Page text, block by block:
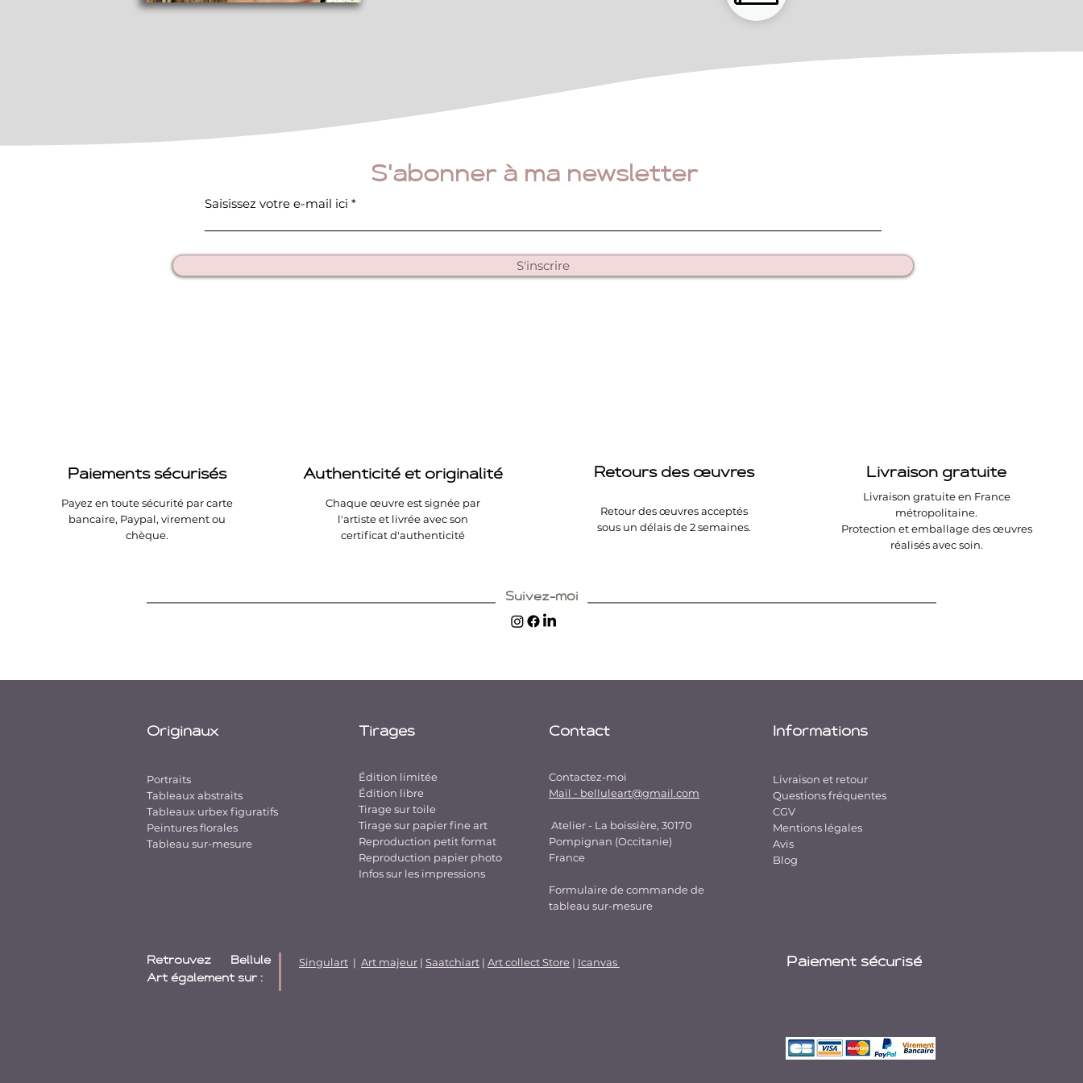
Merci de m'indiquer si vous voules que les côtés de la toile soient noirs, blancs
S'abonner à ma newsletter
Saisissez votre e-mail ici
S'inscrire
Paiements sécurisés Authenticité et originalité Retours des œuvres Livraison gratuite
Payez en toute sécurité par carte
bancaire, Paypal, virement ou
chèque.
Chaque œuvre est signée par
l'artiste et livrée avec son
certificat d'authenticité
Retour des œuvres acceptés
sous un délais de 2 semaines.
Livraison gratuite en France
métropolitaine.
Protection et emballage des œuvres
réalisés avec soin.
Suivez-moi
Originaux
Portraits
Tableaux abstraits
Tableaux urbex figuratifs
Peintures florales
Tableau sur-mesure
Tirages Contact
Édition limitée
Édition libre
Tirage sur toile
Tirage sur papier fine art
Reproduction petit format
Reproduction papier photo
Infos sur les impressions
Contactez-moi
Mail - belluleart@gmail.com
Atelier - La boissière, 30170
Pompignan (Occitanie)
France
Formulaire de commande de
tableau sur-mesure
Informations
Livraison et retour
Questions fréquentes
CGV
Mentions légales
Avis
Blog
Retrouvez Bellule
Art également sur :
Singulart | Art majeur | Saatchiart | Art collect Store | Icanvas Paiement sécurisé